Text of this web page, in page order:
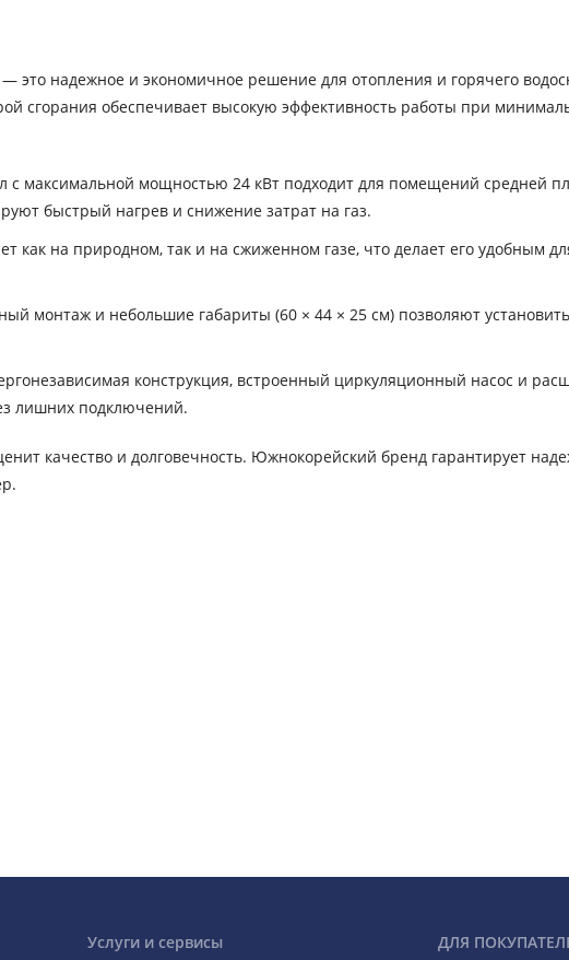
это надежное и экономичное решение для отопления и горячего
сгорания обеспечивает высокую эффективность работы при
с максимальной мощностью 24 кВт подходит для помещений средней
быстрый нагрев и снижение затрат на газ.
как на природном, так и на сжиженном газе, что делает его удобным
монтаж и небольшие габариты (60 × 44 × 25 см) позволяют
конструкция, встроенный циркуляционный насос и
лишних подключений.
качество и долговечность. Южнокорейский бренд гарантирует
Услуги и сервисы ДЛЯ